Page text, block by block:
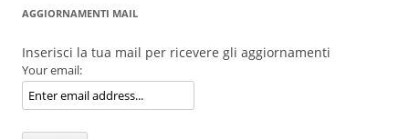
AGGIORNAMENTI MAIL
Inserisci la tua mail per ricevere gli aggiornamenti
Your email: